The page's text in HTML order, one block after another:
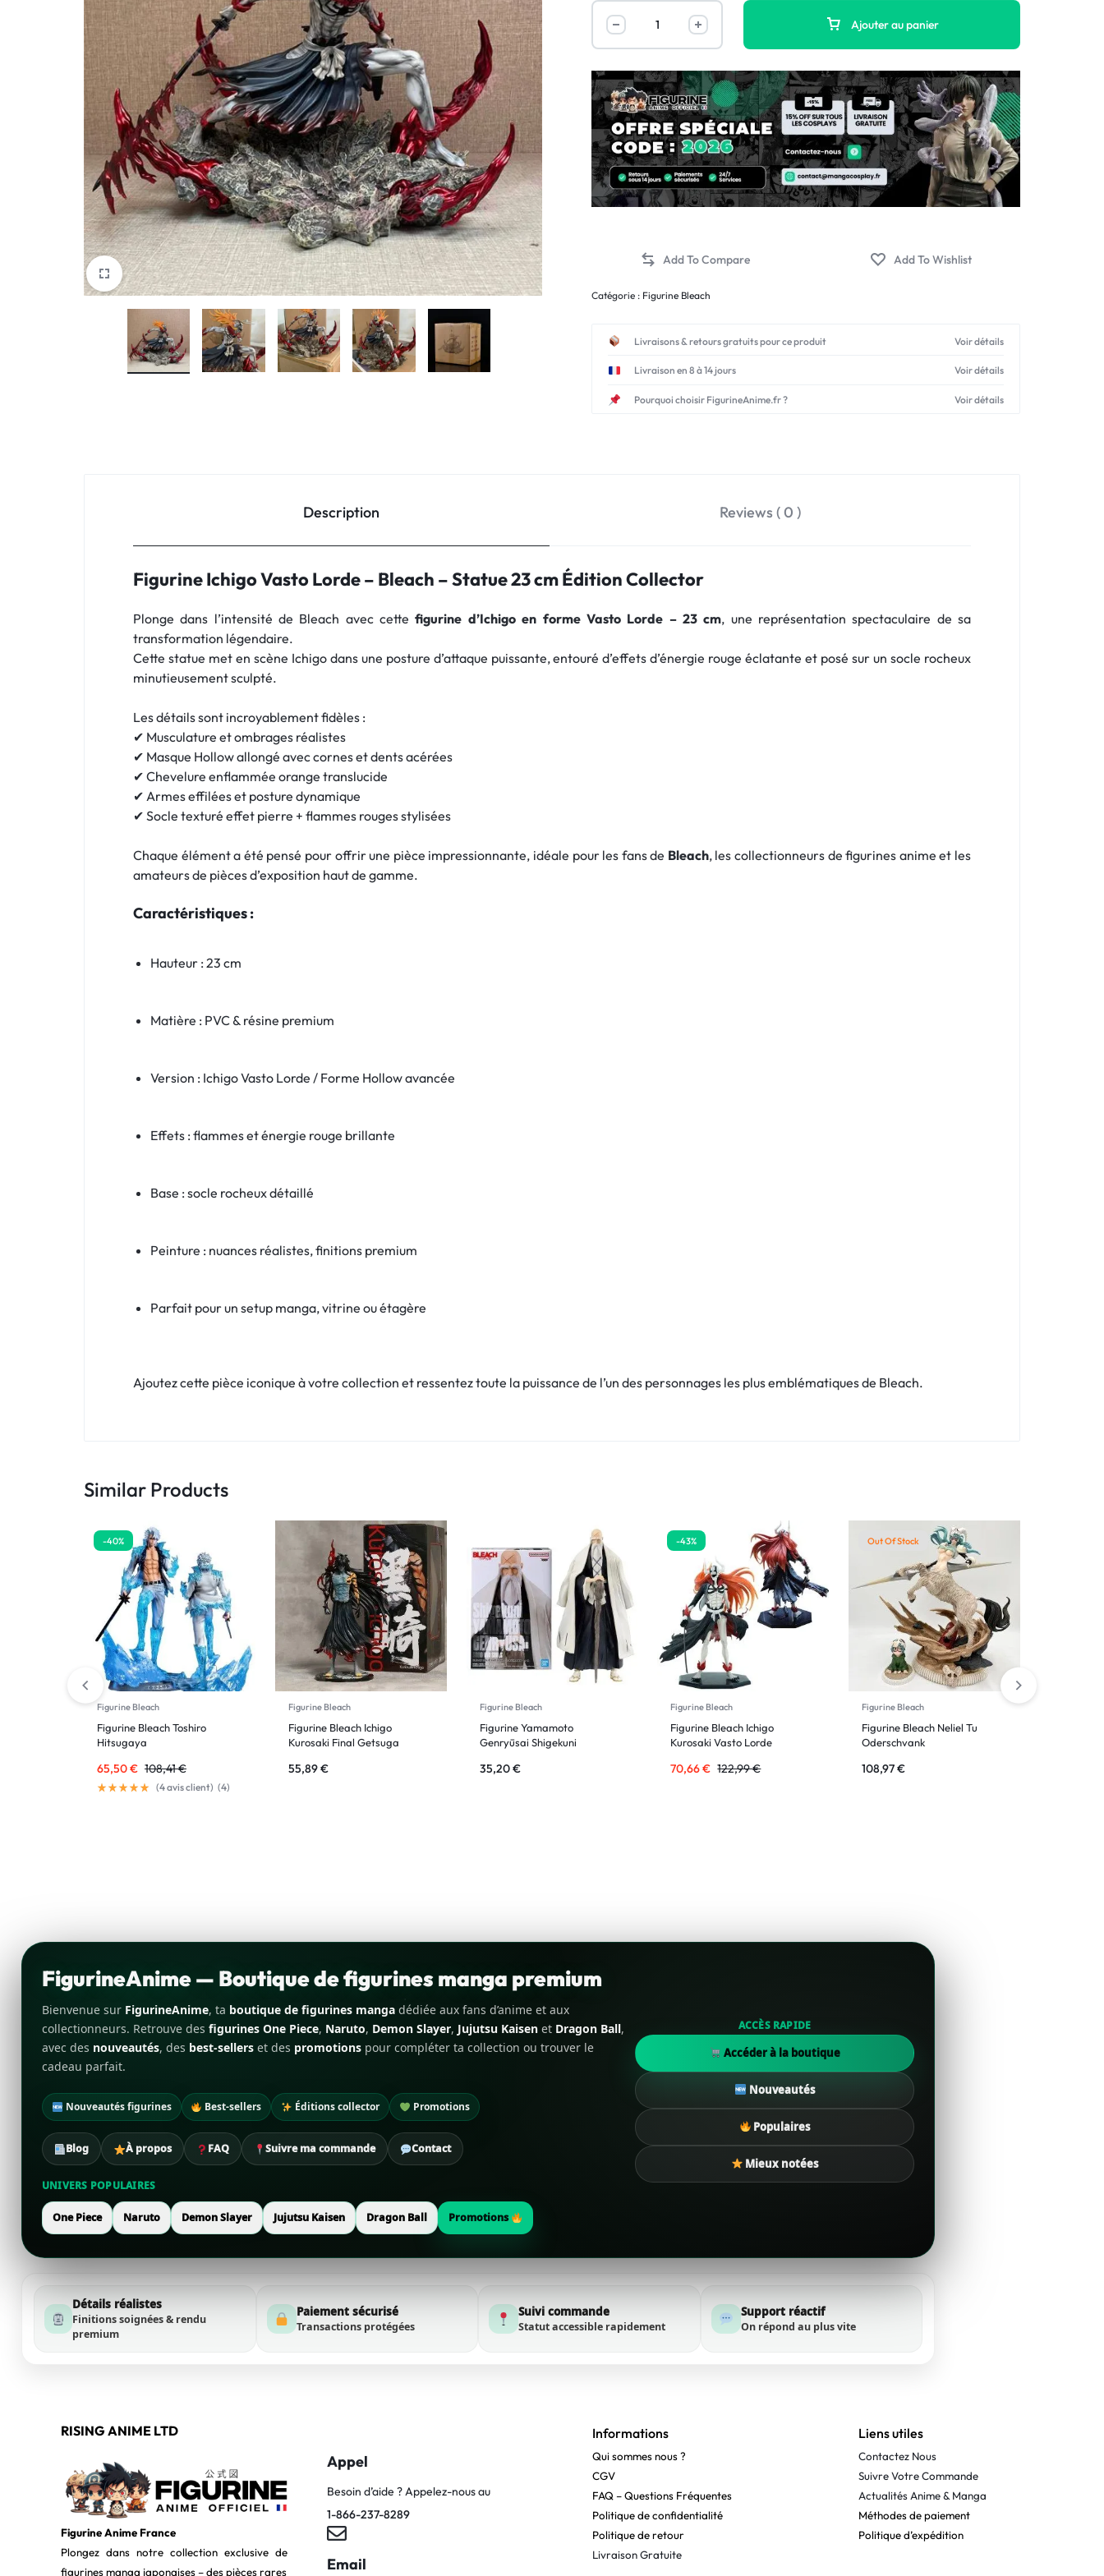
Ajouter au panier
Catégorie : Figurine Bleach
Livraisons & retours gratuits pour ce produit Voir détails
Livraison en 8 à 14 jours Voir détails
Pourquoi choisir FigurineAnime.fr ? Voir détails
Description Reviews ( 0 )
Figurine Ichigo Vasto Lorde – Bleach – Statue 23 cm Édition Collector
Plonge dans l’intensité de Bleach avec cettefigurine d’Ichigo en forme Vasto Lorde – 23 cm, une représentation spectaculaire de sa
transformation légendaire.
Cette statue met en scène Ichigo dans une posture d’attaque puissante, entouré d’effets d’énergie rouge éclatante et posé sur un socle rocheux
minutieusement sculpté.
Les détails sont incroyablement fidèles :
✔ Musculature et ombrages réalistes
✔ Masque Hollow allongé avec cornes et dents acérées
✔ Chevelure enflammée orange translucide
✔ Armes effilées et posture dynamique
✔ Socle texturé effet pierre + flammes rouges stylisées
Chaque élément a été pensé pour offrir une pièce impressionnante, idéale pour les fans de Bleach, les collectionneurs de figurines anime et les
amateurs de pièces d’exposition haut de gamme.
Caractéristiques :
Hauteur : 23 cm
Matière : PVC & résine premium
Version : Ichigo Vasto Lorde / Forme Hollow avancée
Effets : flammes et énergie rouge brillante
Base : socle rocheux détaillé
Peinture : nuances réalistes, finitions premium
Parfait pour un setup manga, vitrine ou étagère
Ajoutez cette pièce iconique à votre collection et ressentez toute la puissance de l’un des personnages les plus emblématiques de Bleach.
Similar Products
-40%
Figurine Bleach
Figurine Bleach Toshiro
Hitsugaya
65,50€ 108,41€
(4avis client) (4)
Figurine Bleach
Figurine Bleach Ichigo
Kurosaki Final Getsuga
55,89€
Figurine Bleach
Figurine Yamamoto
Genryūsai Shigekuni
35,20€
-43%
Figurine Bleach
Figurine Bleach Ichigo
Kurosaki Vasto Lorde
70,66€ 122,99€
Out Of Stock
Figurine Bleach
Figurine Bleach Neliel Tu
Oderschvank
108,97€
FigurineAnime — Boutique de figurines manga premium
Bienvenue sur FigurineAnime, ta boutique de figurines manga dédiée aux fans d’anime et aux
collectionneurs. Retrouve des figurines One Piece, Naruto, Demon Slayer, Jujutsu Kaisen et Dragon Ball,
avec des nouveautés, des best-sellers et des promotions pour compléter ta collection ou trouver le
cadeau parfait.
Nouveautés figurines Best-sellers Éditions collector Promotions
Blog À propos FAQ Suivre ma commande Contact
UNIVERS POPULAIRES
One Piece Naruto Demon Slayer Jujutsu Kaisen Dragon Ball Promotions
ACCÈS RAPIDE
Accéder à la boutique
Nouveautés
Populaires
Mieux notées
Détails réalistes
Finitions soignées & rendu
premium
Paiement sécurisé
Transactions protégées
Suivi commande
Statut accessible rapidement
Support réactif
On répond au plus vite
RISING ANIME LTD
Figurine Anime France
Plongez dans notre collection exclusive de
figurines manga japonaises – des pièces rares
Appel
Besoin d’aide ? Appelez-nous au
1-866-237-8289
Email
Informations
Qui sommes nous ?
CGV
FAQ – Questions Fréquentes
Politique de confidentialité
Politique de retour
Livraison Gratuite
Liens utiles
Contactez Nous
Suivre Votre Commande
Actualités Anime & Manga
Méthodes de paiement
Politique d’expédition